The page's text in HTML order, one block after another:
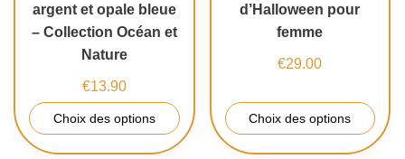
argent et opale bleue
– Collection Océan et
Nature
€13.90
Choix des options
d’Halloween pour
femme
€29.00
Choix des options